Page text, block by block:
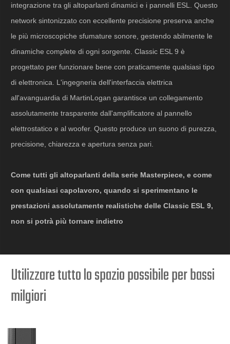
integrazione tra gli altoparlanti dinamici e i pannelli ESL. Questo
network sintonizzato con eccellente precisione preserva anche
le più microscopiche sfumature sonore, gestendo abilmente le
dinamiche complete di ogni sorgente. Classic ESL 9 è
progettato per funzionare bene con praticamente qualsiasi tipo
di elettronica. L'ingegneria dell'interfaccia elettrica
all'avanguardia di MartinLogan garantisce un collegamento
assolutamente trasparente dall'amplificatore al pannello
elettrostatico e al woofer. Questo produce un suono di purezza,
precisione, chiarezza e apertura senza pari.
Come tutti gli altoparlanti della serie Masterpiece, e come
con qualsiasi capolavoro, quando si sperimentano le
prestazioni assolutamente realistiche delle Classic ESL 9,
non si potrà più tornare indietro
Utilizzare tutto lo spazio possibile per bassi
milgiori